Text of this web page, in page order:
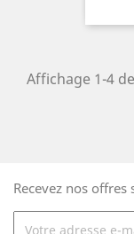
Affichage 1-4
Recevez nos offres